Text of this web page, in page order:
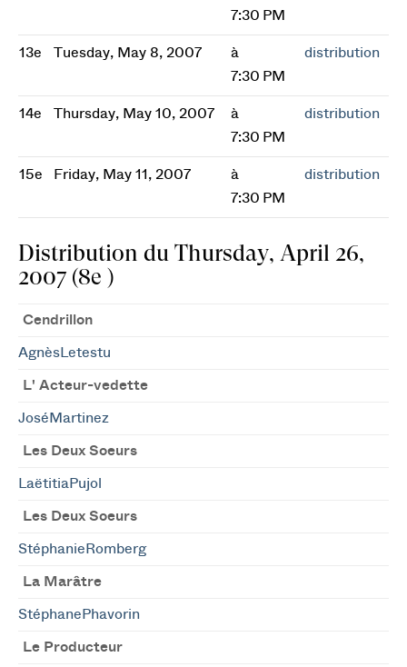
7:30 PM
13e Tuesday, May 8, 2007
à
7:30 PM
distribution
14e Thursday, May 10, 2007
à
7:30 PM
distribution
15e Friday, May 11, 2007
à
7:30 PM
distribution
Distribution du Thursday, April 26,
2007 (8e )
Cendrillon
AgnèsLetestu
L' Acteur-vedette
JoséMartinez
Les Deux Soeurs
LaëtitiaPujol
Les Deux Soeurs
StéphanieRomberg
La Marâtre
StéphanePhavorin
Le Producteur